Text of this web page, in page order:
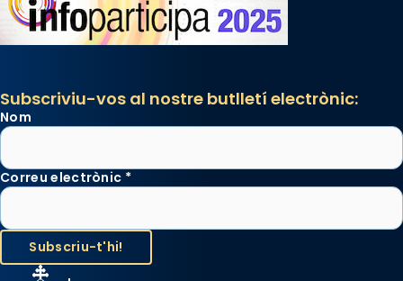
Subscriviu-vos al nostre butlletí electrònic:
Nom
Correu electrònic *